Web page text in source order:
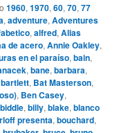
1960,1970,60,70,77
,adventure,Adventures
,alfred,Alias
de acero,Annie Oakley,
en el paraíso,bain,
,bane,barbara,
bartlett, Bat Masterson,
, Ben Casey,
biddle,billy,blake,blanco
presenta,bouchard,